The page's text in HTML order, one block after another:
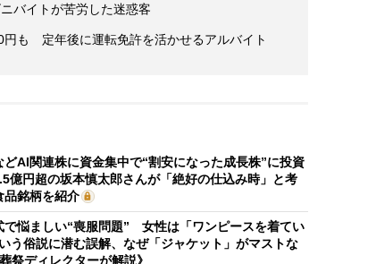
バイトが苦労した迷惑客
も 定年後に運転免許を活かせるアルバイト
どAI関連株に資金集中で“割安になった成長株”に投資
円超の坂本慎太郎さんが「絶好の仕込み時」と考
品銘柄を紹介
で悩ましい“喪服問題” 女性は「ワンピースを着てい
う俗説に潜む誤解、なぜ「ジャケット」がマストな
祭ディレクターが解説》